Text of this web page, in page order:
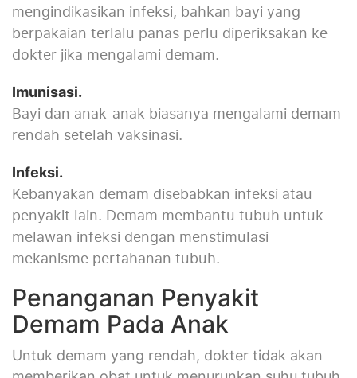
mengindikasikan infeksi, bahkan bayi yang
berpakaian terlalu panas perlu diperiksakan ke
dokter jika mengalami demam.
Imunisasi.
Bayi dan anak-anak biasanya mengalami demam
rendah setelah vaksinasi.
Infeksi.
Kebanyakan demam disebabkan infeksi atau
penyakit lain. Demam membantu tubuh untuk
melawan infeksi dengan menstimulasi
mekanisme pertahanan tubuh.
Penanganan Penyakit
Demam Pada Anak
Untuk demam yang rendah, dokter tidak akan